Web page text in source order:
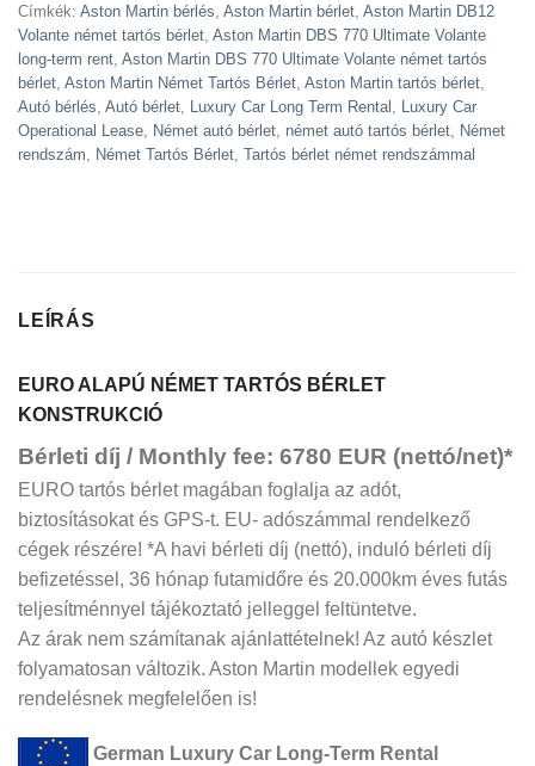
Címkék: Aston Martin bérlés Aston Martin bérlet Aston Martin DB12
Volante német tartós bérlet Aston Martin DBS 770 Ultimate Volante
long-term rent Aston Martin DBS 770 Ultimate Volante német tartós
bérlet Aston Martin Német Tartós Bérlet Aston Martin tartós bérlet
Autó bérlés Autó bérlet Luxury Car Long Term Rental
Luxury Car
Operational Lease
Német autó bérlet német autó tartós bérlet
Német
rendszám
Német Tartós Bérlet Tartós bérlet német rendszámmal
LEÍRÁS
EURO ALAPÚ NÉMET TARTÓS BÉRLET
KONSTRUKCIÓ
Bérleti díj / Monthly fee: 6780 EUR (nettó/net)*
EURO tartós bérlet magában foglalja az adót,
biztosításokat és GPS-t. EU- adószámmal rendelkező
cégek részére! *A havi bérleti díj (nettó), induló bérleti díj
befizetéssel, 36 hónap futamidőre és 20.000km éves futás
teljesítménnyel tájékoztató jelleggel feltüntetve.
Az árak nem számítanak ajánlattételnek! Az autó készlet
folyamatosan változik. Aston Martin modellek egyedi
rendelésnek megfelelően is!
German Luxury Car Long-Term Rental